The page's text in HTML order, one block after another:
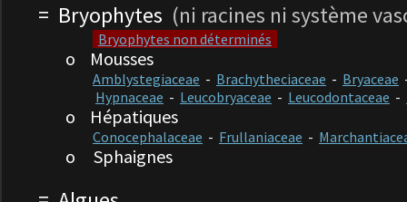
= Bryophytes (ni racines ni système
Bryophytes non déterminés
o Mousses
Amblystegiaceae - Brachytheciaceae - Bryaceae
Hypnaceae - Leucobryaceae - Leucodontaceae -
o Hépatiques
Conocephalaceae - Frullaniaceae -
o Sphaignes